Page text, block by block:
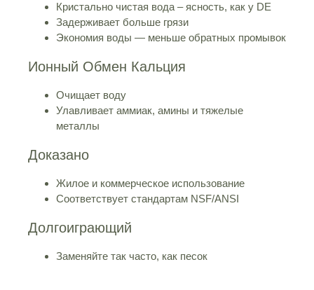
Кристально чистая вода – ясность, как у DE
Задерживает больше грязи
Экономия воды — меньше обратных промывок
Ионный Обмен Кальция
Очищает воду
Улавливает аммиак, амины и тяжелые
металлы
Доказано
Жилое и коммерческое использование
Соответствует стандартам NSF/ANSI
Долгоиграющий
Заменяйте так часто, как песок